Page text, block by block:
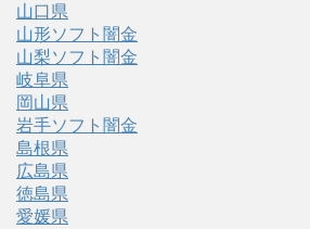
山口県
山形ソフト闇金
山梨ソフト闇金
岐阜県
岡山県
岩手ソフト闇金
島根県
広島県
徳島県
愛媛県